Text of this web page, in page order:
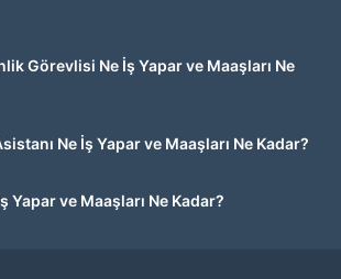
Görevlisi Ne İş Yapar ve Maaşları Ne
Ne İş Yapar ve Maaşları Ne Kadar?
Yapar ve Maaşları Ne Kadar?